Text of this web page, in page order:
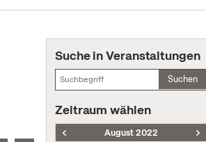
Suche in Veranstaltungen
Suchen
Zeitraum wählen
August 2022